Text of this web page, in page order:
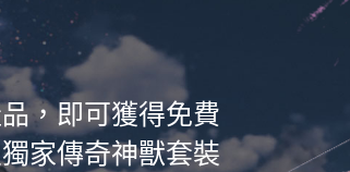
，即可獲得免費
家傳奇神獸套裝